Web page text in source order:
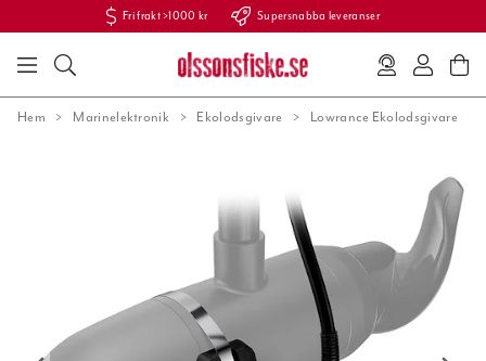
Fri frakt >1000 kr Supersnabba leveranser
Hem Marinelektronik Ekolodsgivare Lowrance Ekolodsgivare